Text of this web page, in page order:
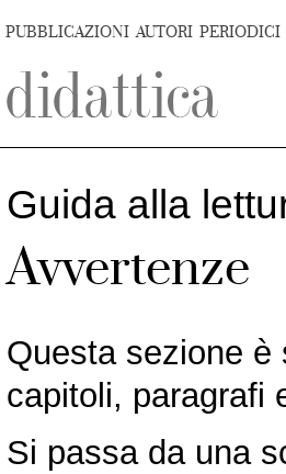
PUBBLICAZIONI AUTORI PERIODICI
Guida alla
Avvertenze
Questa sezione è
capitoli, paragrafi
Si passa da una